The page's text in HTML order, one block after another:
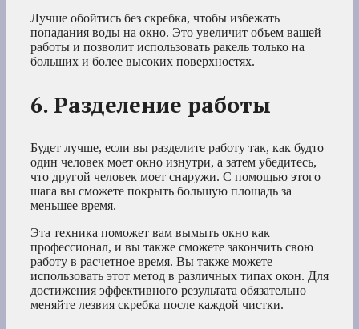
Лучше обойтись без скребка, чтобы избежать
попадания воды на окно. Это увеличит объем вашей
работы и позволит использовать ракель только на
больших и более высоких поверхностях.
6. Разделение работы
Будет лучше, если вы разделите работу так, как будто
один человек моет окно изнутри, а затем убедитесь,
что другой человек моет снаружи. С помощью этого
шага вы сможете покрыть большую площадь за
меньшее время.
Эта техника поможет вам вымыть окно как
профессионал, и вы также сможете закончить свою
работу в расчетное время. Вы также можете
использовать этот метод в различных типах окон. Для
достижения эффективного результата обязательно
меняйте лезвия скребка после каждой чистки.